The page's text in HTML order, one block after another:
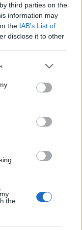
third parties on the
information may
the IAB’s List of
disclose it to other
or more Google
You may click to
party tags to
in below Google
the
Room